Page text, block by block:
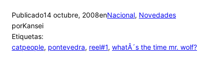
Publicado14 octubre, 2008enNacional, Novedades
porKansei
Etiquetas:
catpeople, pontevedra, reel#1, whatÂ´s the time mr. wolf?